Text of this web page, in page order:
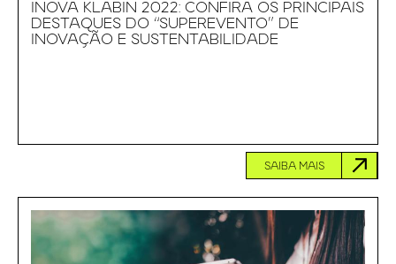
INOVA KLABIN 2022: CONFIRA OS PRINCIPAIS
DESTAQUES DO “SUPEREVENTO” DE
INOVAÇÃO E SUSTENTABILIDADE
SAIBA MAIS